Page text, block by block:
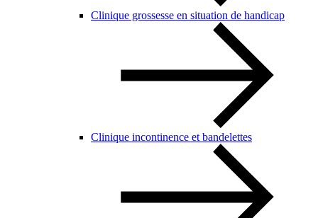
Clinique grossesse en situation de handicap
Clinique incontinence et bandelettes